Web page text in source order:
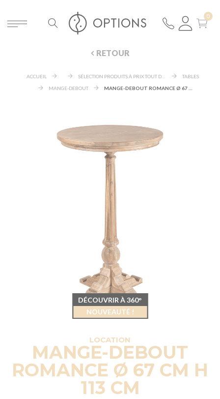
RETOUR
ACCUEIL SÉLECTION PRODUITS À PRIX TOUT DOUX
TABLES
MANGE-DEBOUT
LOCATION
MANGE-DEBOUT
ROMANCE Ø 67 CM H
113 CM
DÉCOUVRIR À 360°
NOUVEAUTÉ !